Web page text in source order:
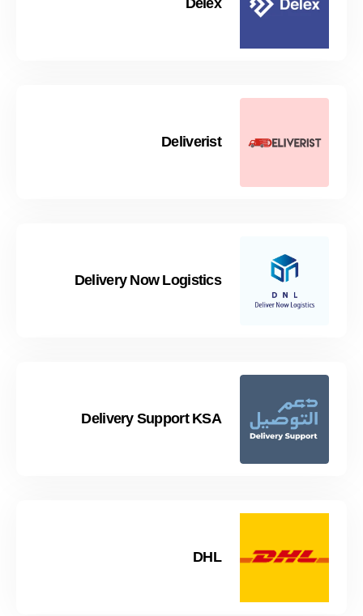
Delex
Deliverist
Delivery Now Logistics
Delivery Support KSA
DHL